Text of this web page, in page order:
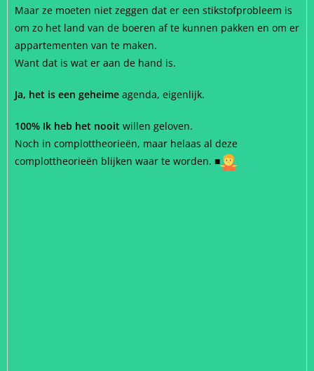
Maar ze moeten niet zeggen dat er een stikstofprobleem is
om zo het land van de boeren af ​​te kunnen pakken en om er
appartementen van te maken.
Want dat is wat er aan de hand is.
Ja, het is een geheime agenda, eigenlijk.
100% Ik heb het nooit willen geloven.
Noch in complottheorieën, maar helaas al deze
complottheorieën blijken waar te worden. ■